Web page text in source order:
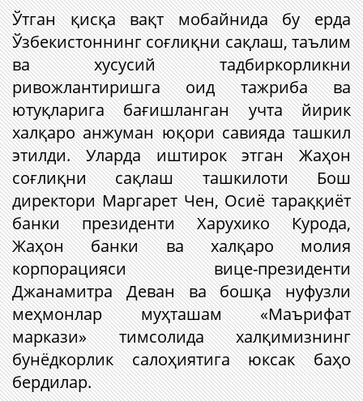
Ўтган қисқа вақт мобайнида бу ерда
Ўзбекистоннинг соғлиқни сақлаш, таълим
ва хусусий тадбиркорликни
ривожлантиришга оид тажриба ва
ютуқларига бағишланган учта йирик
халқаро анжуман юқори савияда ташкил
этилди. Уларда иштирок этган Жаҳон
соғлиқни сақлаш ташкилоти Бош
директори Маргарет Чен, Осиё тараққиёт
банки президенти Харухико Курода,
Жаҳон банки ва халқаро молия
корпорацияси вице-президенти
Джанамитра Деван ва бошқа нуфузли
меҳмонлар муҳташам «Маърифат
маркази» тимсолида халқимизнинг
бунёдкорлик салоҳиятига юксак баҳо
бердилар.